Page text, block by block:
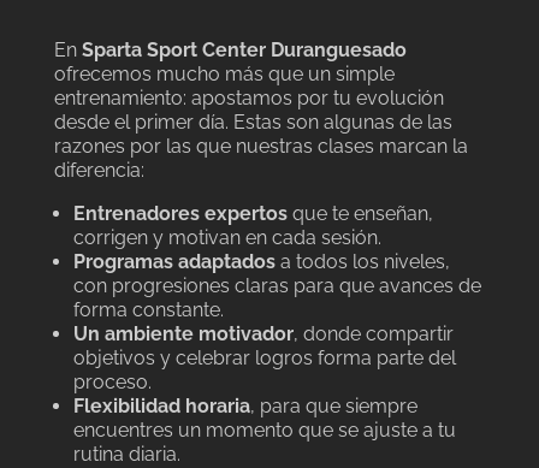
En Sparta Sport Center Duranguesado
ofrecemos mucho más que un simple
entrenamiento: apostamos por tu evolución
desde el primer día. Estas son algunas de las
razones por las que nuestras clases marcan la
diferencia:
Entrenadores expertosque te enseñan,
corrigen y motivan en cada sesión.
Programas adaptadosa todos los niveles,
con progresiones claras para que avances de
forma constante.
Un ambiente motivador, donde compartir
objetivos y celebrar logros forma parte del
proceso.
Flexibilidad horaria, para que siempre
encuentres un momento que se ajuste a tu
rutina diaria.